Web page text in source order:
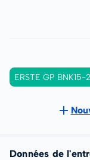
ERSTE GP BNK15-
Données de